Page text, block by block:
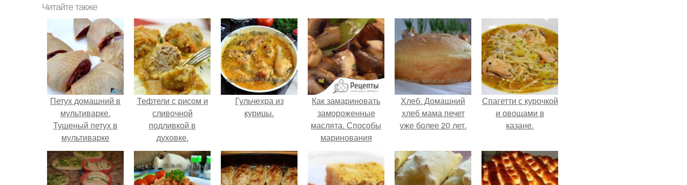
Читайте также
Петух домашний в
мультиварке.
Тушеный петух в
мультиварке
Тефтели с рисом и
сливочной
подливкой в
духовке.
Гульчехра из
курицы.
Как замариновать
замороженные
маслята. Способы
маринования
Хлеб. Домашний
хлеб мама печет
уже более 20 лет.
Спагетти с курочкой
и овощами в
казане.